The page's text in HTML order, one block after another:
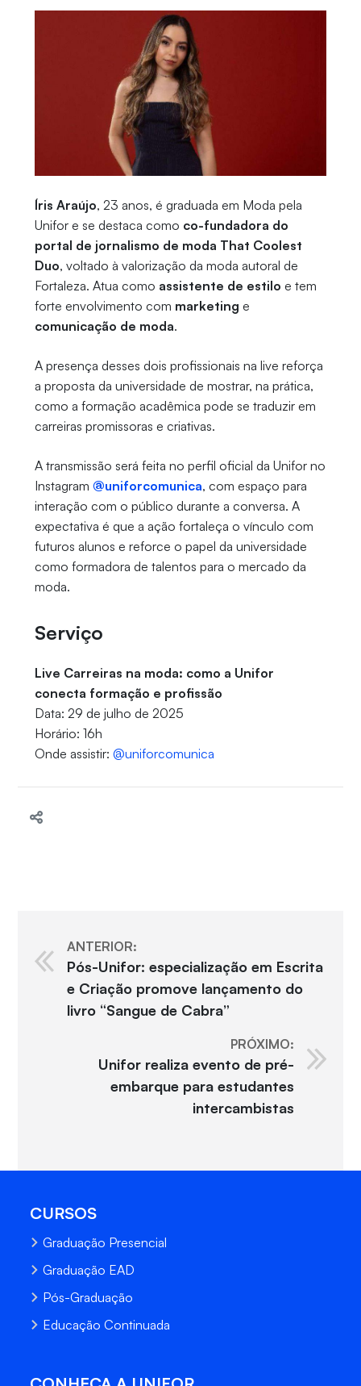
Íris Araújo, 23 anos, é graduada em Moda pela
Unifor e se destaca como co-fundadora do
portal de jornalismo de moda That Coolest
Duo, voltado à valorização da moda autoral de
Fortaleza. Atua como assistente de estilo e tem
forte envolvimento com marketing e
comunicação de moda.
A presença desses dois profissionais na live reforça
a proposta da universidade de mostrar, na prática,
como a formação acadêmica pode se traduzir em
carreiras promissoras e criativas.
A transmissão será feita no perfil oficial da Unifor no
Instagram @uniforcomunica, com espaço para
interação com o público durante a conversa. A
expectativa é que a ação fortaleça o vínculo com
futuros alunos e reforce o papel da universidade
como formadora de talentos para o mercado da
moda.
Serviço
Live Carreiras na moda: como a Unifor
conecta formação e profissão
Data: 29 de julho de 2025
Horário: 16h
Onde assistir: @uniforcomunica
ANTERIOR:
Pós-Unifor: especialização em Escrita
e Criação promove lançamento do
livro “Sangue de Cabra”
PRÓXIMO:
Unifor realiza evento de pré-
embarque para estudantes
intercambistas
CURSOS
Graduação Presencial
Graduação EAD
Pós-Graduação
Educação Continuada